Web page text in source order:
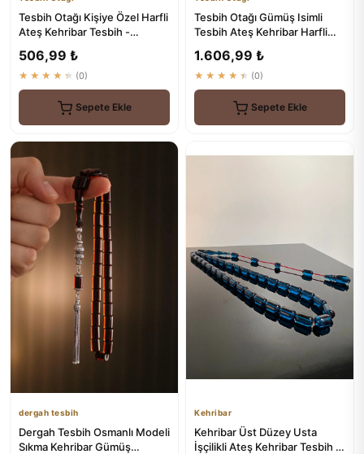
Tesbih Otağı Kişiye Özel Harfli
Ateş Kehribar Tesbih -
506,99 ₺
★★★★★ (0)
Sepete Ekle
Tesbih Otağı Gümüş Isimli
Tesbih Ateş Kehribar Harfli
1.606,99 ₺
★★★★★ (0)
Sepete Ekle
dergah tesbih
Dergah Tesbih Osmanlı Modeli
Sıkma Kehribar Gümüş
Kehribar
Kehribar Üst Düzey Usta
İşçilikli Ateş Kehribar Tesbih -